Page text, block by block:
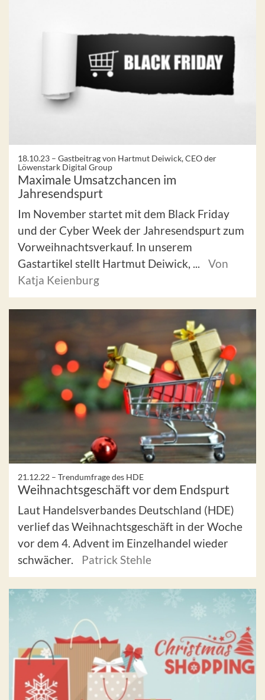
18.10.23 – Gastbeitrag von Hartmut Deiwick, CEO der
Löwenstark Digital Group
Maximale Umsatzchancen im
Jahresendspurt
Im November startet mit dem Black Friday
und der Cyber Week der Jahresendspurt zum
Vorweihnachtsverkauf. In unserem
Gastartikel stellt Hartmut Deiwick, ...
Von
Katja Keienburg
21.12.22 – Trendumfrage des HDE
Weihnachtsgeschäft vor dem Endspurt
Laut Handelsverbandes Deutschland (HDE)
verlief das Weihnachtsgeschäft in der Woche
vor dem 4. Advent im Einzelhandel wieder
schwächer.
Patrick Stehle